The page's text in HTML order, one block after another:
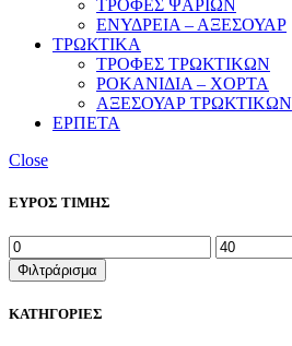
ΤΡΟΦΕΣ ΨΑΡΙΩΝ
ΕΝΥΔΡΕΙΑ – ΑΞΕΣΟΥΑΡ
ΤΡΩΚΤΙΚΑ
ΤΡΟΦΕΣ ΤΡΩΚΤΙΚΩΝ
ΡΟΚΑΝΙΔΙΑ – ΧΟΡΤΑ
ΑΞΕΣΟΥΑΡ ΤΡΩΚΤΙΚΩΝ
ΕΡΠΕΤΑ
Close
ΕΥΡΟΣ ΤΙΜΗΣ
Ελάχιστη
τιμή
Μέγιστη
τιμή
Φιλτράρισμα
ΚΑΤΗΓΟΡΙΕΣ